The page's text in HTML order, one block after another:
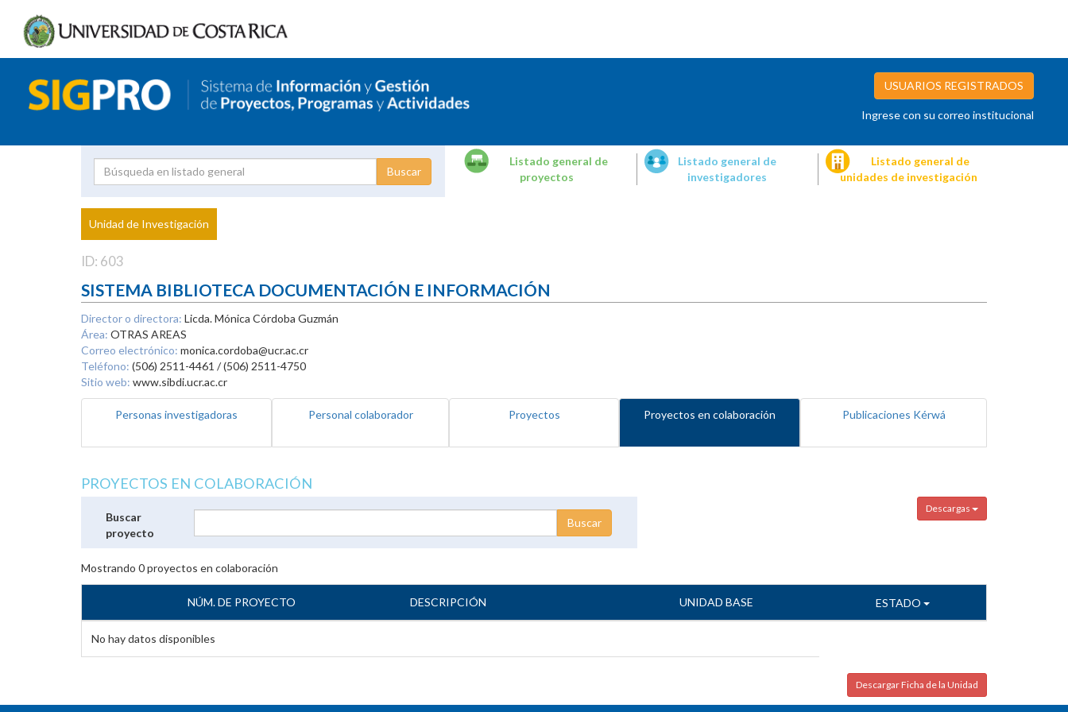
USUARIOS REGISTRADOS
Ingrese con su correo institucional
Proyecto
Investigador
Listado general de
proyectos
Listado general de
investigadores
Listado general de
unidades de investigación
Unidad de Investigación
ID: 603
SISTEMA BIBLIOTECA DOCUMENTACIÓN E INFORMACIÓN
Director o directora: Licda. Mónica Córdoba Guzmán
Área: OTRAS AREAS
Correo electrónico: monica.cordoba@ucr.ac.cr
Teléfono: (506) 2511-4461 / (506) 2511-4750
Sitio web: www.sibdi.ucr.ac.cr
Personas investigadoras Personal colaborador Proyectos Proyectos en colaboración Publicaciones Kérwá
PROYECTOS EN COLABORACIÓN
Descargas
Buscar
proyecto
Mostrando 0proyectos en colaboración
NÚM. DE PROYECTO DESCRIPCIÓN UNIDAD BASE ESTADO
No hay datos disponibles
Descargar Ficha de la Unidad